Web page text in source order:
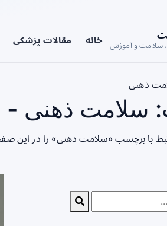
سلامت و آموزش خانه مقالات پزشکی
ذهنی
سلامت ذهنی -
با برچسب «سلامت ذهنی» را در این